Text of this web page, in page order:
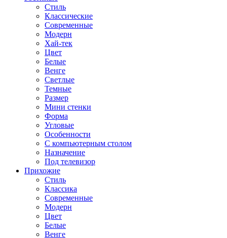
Стиль
Классические
Современные
Модерн
Хай-тек
Цвет
Белые
Венге
Светлые
Темные
Размер
Мини стенки
Форма
Угловые
Особенности
С компьютерным столом
Назначение
Под телевизор
Прихожие
Стиль
Классика
Современные
Модерн
Цвет
Белые
Венге